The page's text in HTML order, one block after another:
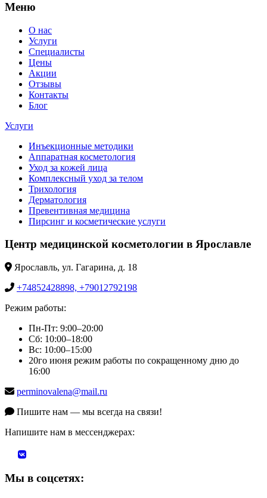
Меню
О нас
Услуги
Специалисты
Цены
Акции
Отзывы
Контакты
Блог
Услуги
Инъекционные методики
Аппаратная косметология
Уход за кожей лица
Комплексный уход за телом
Трихология
Дерматология
Превентивная медицина
Пирсинг и косметические услуги
Центр медицинской косметологии в Ярославле
Ярославль, ул. Гагарина, д. 18
+74852428898, +79012792198
Режим работы:
Пн-Пт: 9:00–20:00
Сб: 10:00–18:00
Вс: 10:00–15:00
20го июня режим работы по сокращенному дню до
16:00
perminovalena@mail.ru
Пишите нам — мы всегда на связи!
Напишите нам в мессенджерах:
Мы в соцсетях: